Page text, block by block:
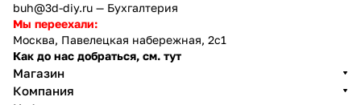
buh@3d-diy.ru — Бухгалтерия
Мы переехали:
Москва, Павелецкая набережная, 2с1
Как до нас добраться, см. тут
Магазин
Компания